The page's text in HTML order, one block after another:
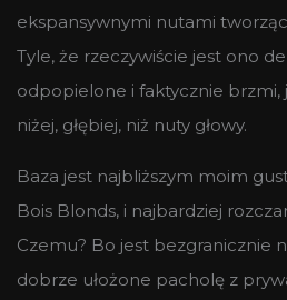
ekspansywnymi nutami
Tyle, że rzeczywiście jest ono
odpopielone i faktycznie brzmi,
niżej, głębiej, niż nuty głowy.
Baza jest najbliższym moim
Bois Blonds, i najbardziej
Czemu? Bo jest bezgranicznie
dobrze ułożone pacholę z